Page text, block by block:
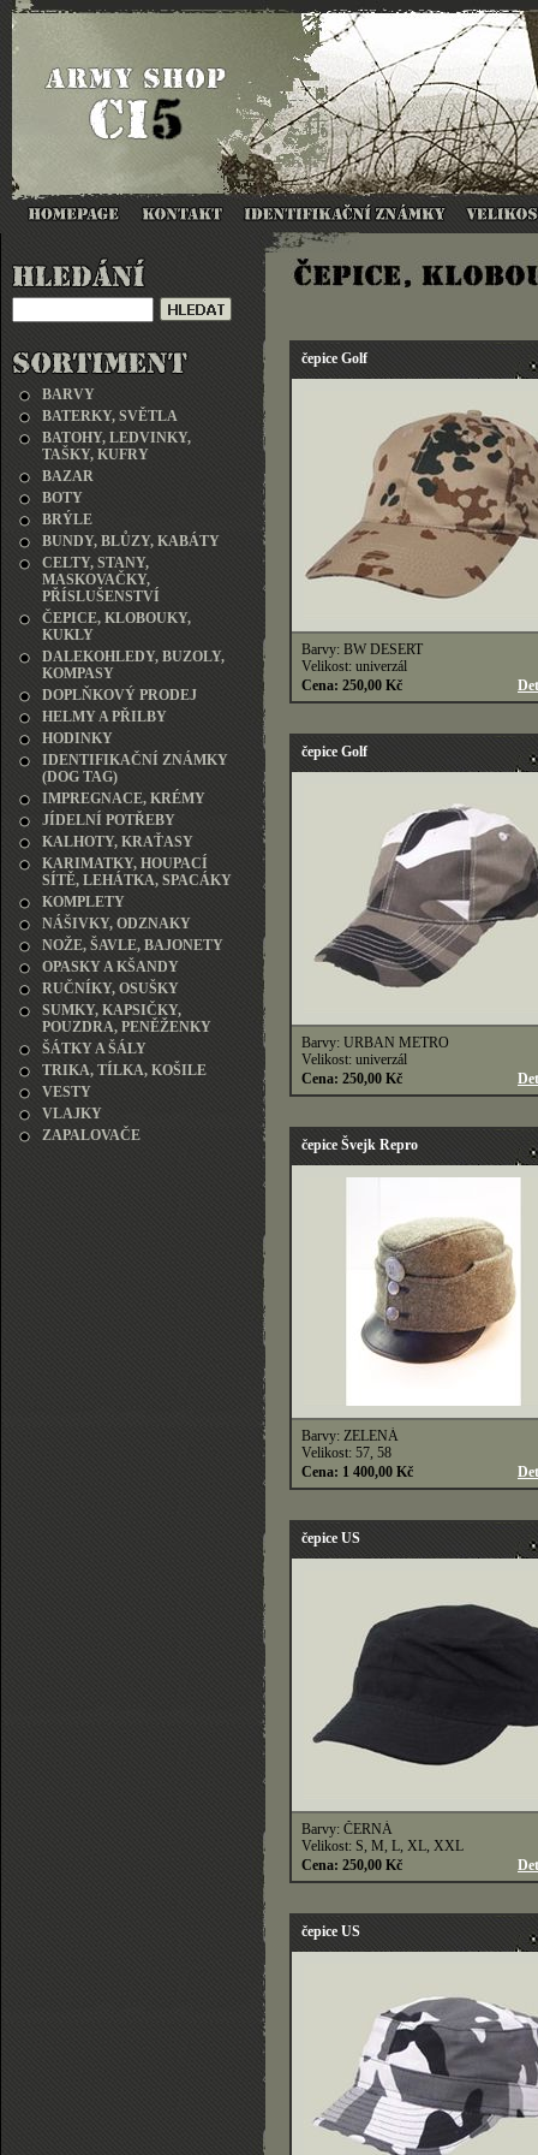
BARVY
BATERKY, SVĚTLA
BATOHY, LEDVINKY,
TAŠKY, KUFRY
BAZAR
BOTY
BRÝLE
BUNDY, BLŮZY, KABÁTY
CELTY, STANY,
MASKOVAČKY,
PŘÍSLUŠENSTVÍ
ČEPICE, KLOBOUKY,
KUKLY
DALEKOHLEDY, BUZOLY,
KOMPASY
DOPLŇKOVÝ PRODEJ
HELMY A PŘILBY
HODINKY
IDENTIFIKAČNÍ ZNÁMKY
(DOG TAG)
IMPREGNACE, KRÉMY
JÍDELNÍ POTŘEBY
KALHOTY, KRAŤASY
KARIMATKY, HOUPACÍ
SÍTĚ, LEHÁTKA, SPACÁKY
KOMPLETY
NÁŠIVKY, ODZNAKY
NOŽE, ŠAVLE, BAJONETY
OPASKY A KŠANDY
RUČNÍKY, OSUŠKY
SUMKY, KAPSIČKY,
POUZDRA, PENĚŽENKY
ŠÁTKY A ŠÁLY
TRIKA, TÍLKA, KOŠILE
VESTY
VLAJKY
ZAPALOVAČE
čepice Golf
Barvy: BW DESERT
Velikost: univerzál
Cena: 250,00 Kč
čepice Golf
Barvy: URBAN METRO
Velikost: univerzál
Cena: 250,00 Kč
čepice Švejk Repro
Barvy: ZELENÁ
Velikost: 57, 58
Cena: 1 400,00 Kč
čepice US
Barvy: ČERNÁ
Velikost: S, M, L, XL, XXL
Cena: 250,00 Kč
čepice US